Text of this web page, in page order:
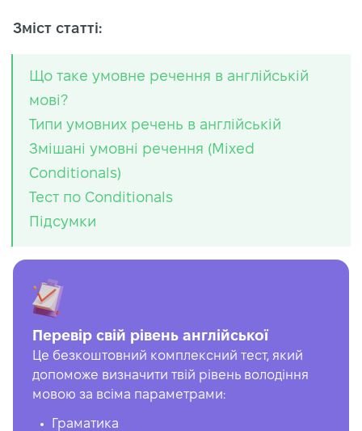
Зміст статті:
Що таке умовне речення в англійській
мові?
Типи умовних речень в англійській
Змішані умовні речення (Mixed
Conditionals)
Тест по Conditionals
Підсумки
Перевір свій рівень англійської
Це безкоштовний комплексний тест, який
допоможе визначити твій рівень володіння
мовою за всіма параметрами:
Граматика